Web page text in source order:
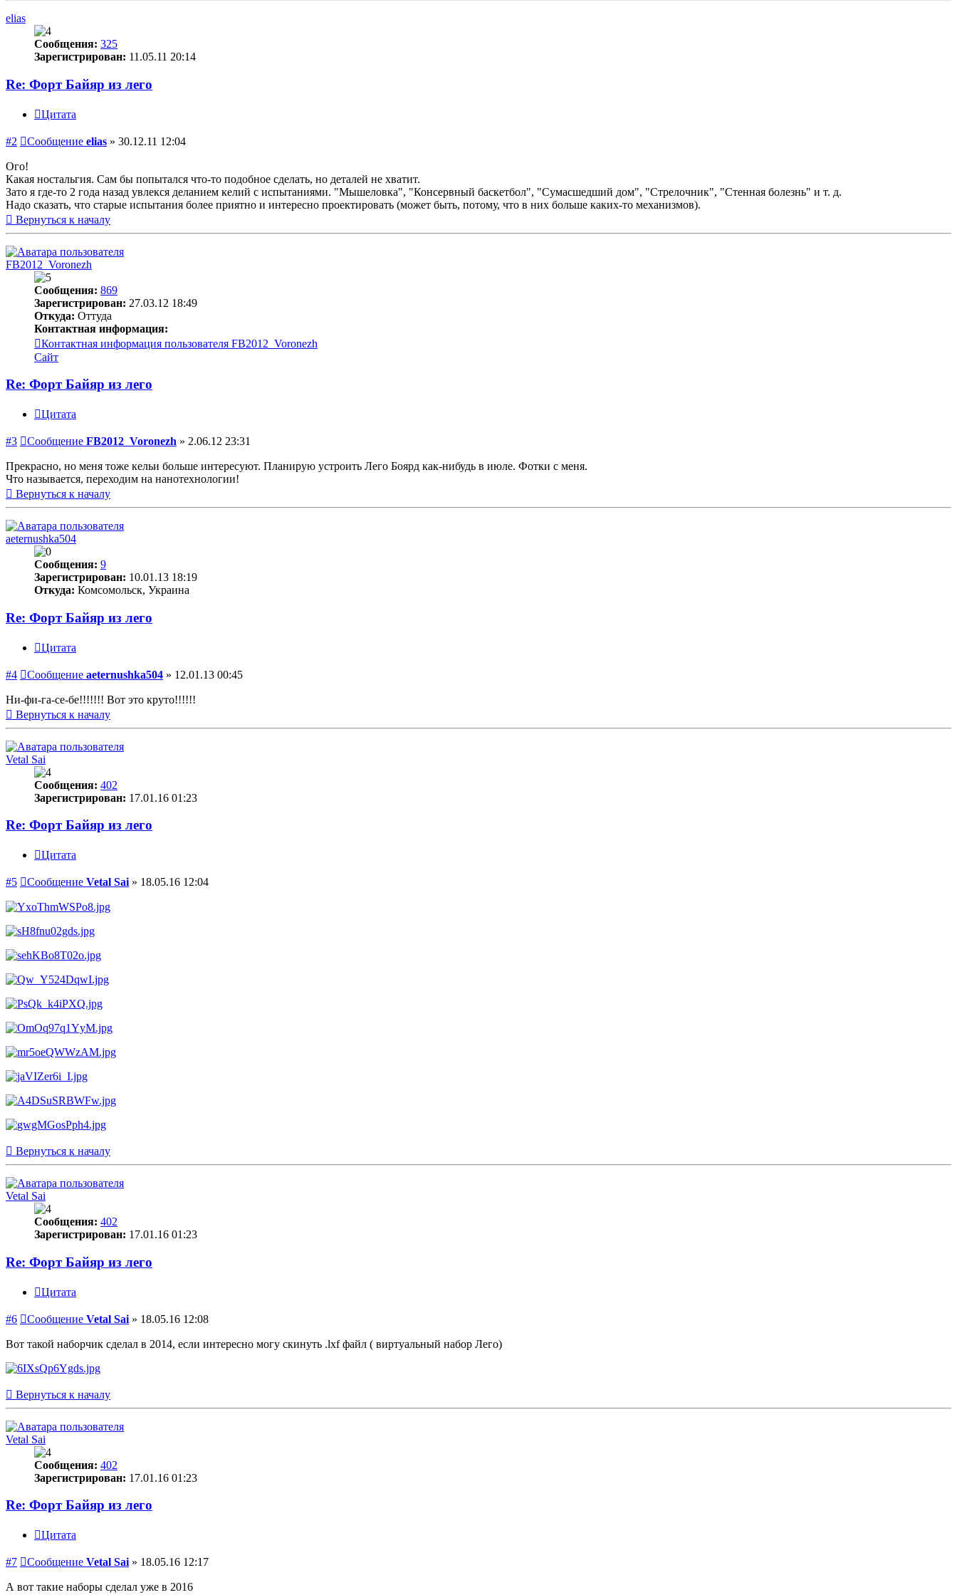
elias
Сообщения: 325
Зарегистрирован: 11.05.11 20:14
Re: Форт Байяр из лего
Цитата
#2 Сообщение elias » 30.12.11 12:04
Ого!
Какая ностальгия. Сам бы попытался что-то подобное сделать, но деталей не хватит.
Зато я где-то 2 года назад увлекся деланием келий с испытаниями. "Мышеловка", "Консервный баскетбол", "Сумасшедший дом", "Стрелочник", "Стенная болезнь" и т. д.
Надо сказать, что старые испытания более приятно и интересно проектировать (может быть, потому, что в них больше каких-то механизмов).
Вернуться к началу
FB2012_Voronezh
Сообщения: 869
Зарегистрирован: 27.03.12 18:49
Откуда: Оттуда
Контактная информация:
Контактная информация пользователя FB2012_Voronezh
Сайт
Re: Форт Байяр из лего
Цитата
#3 Сообщение FB2012_Voronezh » 2.06.12 23:31
Прекрасно, но меня тоже кельи больше интересуют. Планирую устроить Лего Боярд как-нибудь в июле. Фотки с меня.
Что называется, переходим на нанотехнологии!
Вернуться к началу
aeternushka504
Сообщения: 9
Зарегистрирован: 10.01.13 18:19
Откуда: Комсомольск, Украина
Re: Форт Байяр из лего
Цитата
#4 Сообщение aeternushka504 » 12.01.13 00:45
Ни-фи-га-се-бе!!!!!!! Вот это круто!!!!!!
Вернуться к началу
Vetal Sai
Сообщения: 402
Зарегистрирован: 17.01.16 01:23
Re: Форт Байяр из лего
Цитата
#5 Сообщение Vetal Sai » 18.05.16 12:04
Вернуться к началу
Vetal Sai
Сообщения: 402
Зарегистрирован: 17.01.16 01:23
Re: Форт Байяр из лего
Цитата
#6 Сообщение Vetal Sai » 18.05.16 12:08
Вот такой наборчик сделал в 2014, если интересно могу скинуть .lxf файл ( виртуальный набор Лего)
Вернуться к началу
Vetal Sai
Сообщения: 402
Зарегистрирован: 17.01.16 01:23
Re: Форт Байяр из лего
Цитата
#7 Сообщение Vetal Sai » 18.05.16 12:17
А вот такие наборы сделал уже в 2016